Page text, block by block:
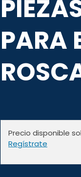
PARA
Precio disponible
Regístrate